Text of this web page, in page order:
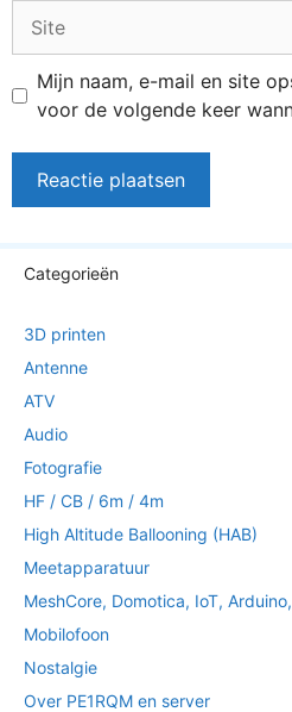
Mijn naam, e-mail en site
voor de volgende keer
Categorieën
3D printen
Antenne
ATV
Audio
Fotografie
HF / CB / 6m / 4m
High Altitude Ballooning (HAB)
Meetapparatuur
MeshCore, Domotica, IoT,
Mobilofoon
Nostalgie
Over PE1RQM en server